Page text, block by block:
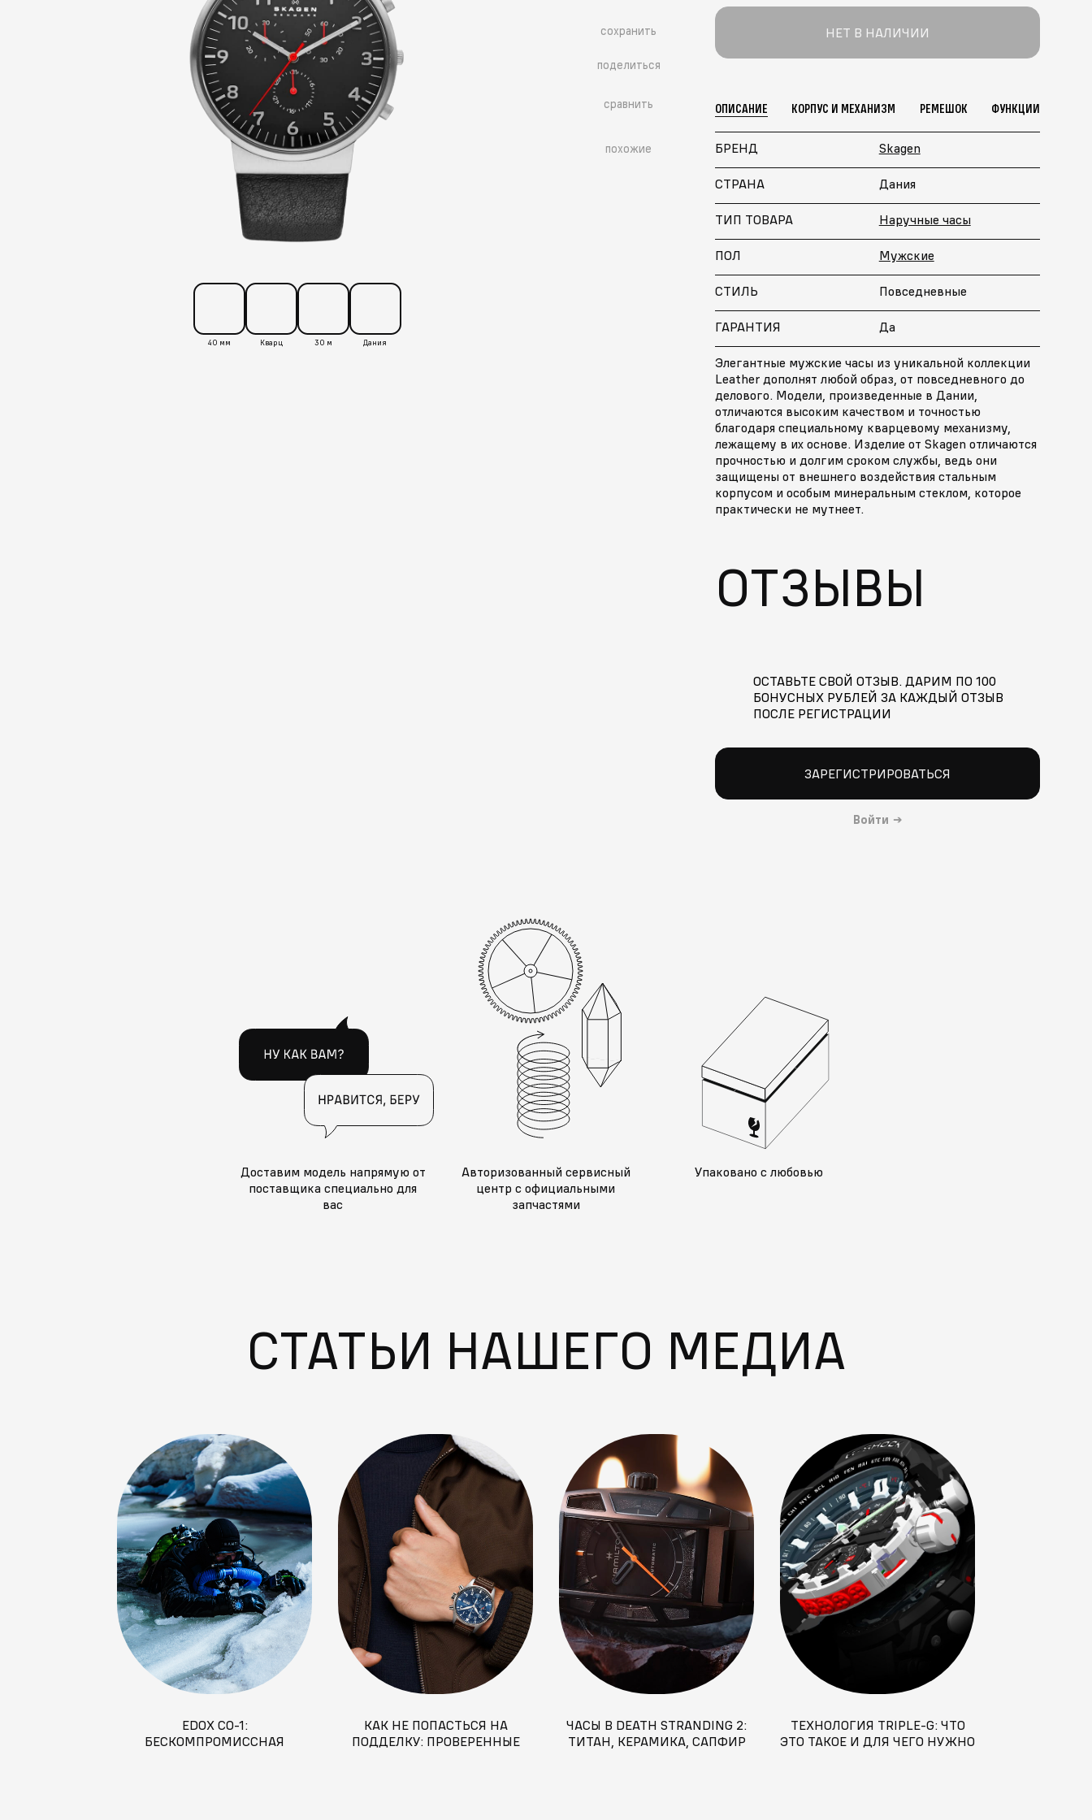
40 мм Кварц 30 м Дания
сохранить
поделиться
сравнить
похожие
НЕТ В НАЛИЧИИ
ОПИСАНИЕ КОРПУС И МЕХАНИЗМ РЕМЕШОК ФУНКЦИИ
БРЕНД Skagen
СТРАНА Дания
ТИП ТОВАРА Наручные часы
ПОЛ Мужские
СТИЛЬ Повседневные
ГАРАНТИЯ Да
Элегантные мужские часы из уникальной коллекции
Leather дополнят любой образ, от повседневного до
делового. Модели, произведенные в Дании,
отличаются высоким качеством и точностью
благодаря специальному кварцевому механизму,
лежащему в их основе. Изделие от Skagen отличаются
прочностью и долгим сроком службы, ведь они
защищены от внешнего воздействия стальным
корпусом и особым минеральным стеклом, которое
практически не мутнеет.
ОТЗЫВЫ
ОСТАВЬТЕ СВОЙ ОТЗЫВ. ДАРИМ ПО 100
БОНУСНЫХ РУБЛЕЙ ЗА КАЖДЫЙ ОТЗЫВ
ПОСЛЕ РЕГИСТРАЦИИ
ЗАРЕГИСТРИРОВАТЬСЯ
Войти →
Доставим модель напрямую от
поставщика специально для
вас
Авторизованный сервисный
центр с официальными
запчастями
Упаковано с любовью
СТАТЬИ НАШЕГО МЕДИА
EDOX CO-1:
БЕСКОМПРОМИССНАЯ
КАК НЕ ПОПАСТЬСЯ НА
ПОДДЕЛКУ: ПРОВЕРЕННЫЕ
ЧАСЫ В DEATH STRANDING 2:
ТИТАН, КЕРАМИКА, САПФИР
ТЕХНОЛОГИЯ TRIPLE-G: ЧТО
ЭТО ТАКОЕ И ДЛЯ ЧЕГО НУЖНО